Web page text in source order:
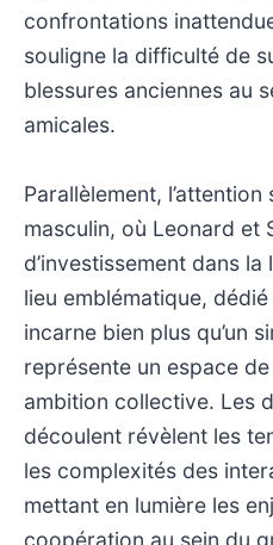
confrontations
souligne la difficulté de
blessures anciennes au
amicales.
Parallèlement,
masculin, où Leonard et
d’investissement dans
lieu emblématique,
incarne bien plus qu’un
représente un espace
ambition collective. Les
découlent révèlent les
les complexités des
mettant en lumière les
coopération au sein du